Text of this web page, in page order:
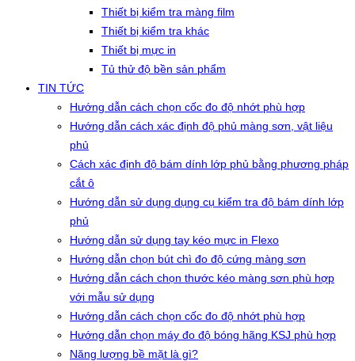
Thiết bị kiểm tra màng film
Thiết bị kiểm tra khác
Thiết bị mực in
Tủ thử độ bền sản phẩm
TIN TỨC
Hướng dẫn cách chọn cốc đo độ nhớt phù hợp
Hướng dẫn cách xác định độ phủ màng sơn, vật liệu
phủ
Cách xác định độ bám dính lớp phủ bằng phương pháp
cắt ô
Hướng dẫn sử dụng dụng cụ kiểm tra độ bám dính lớp
phủ
Hướng dẫn sử dụng tay kéo mực in Flexo
Hướng dẫn chọn bút chì đo độ cứng màng sơn
Hướng dẫn cách chọn thước kéo màng sơn phù hợp
với mẫu sử dụng
Hướng dẫn cách chọn cốc đo độ nhớt phù hợp
Hướng dẫn chọn máy đo độ bóng hãng KSJ phù hợp
Năng lượng bề mặt là gì?